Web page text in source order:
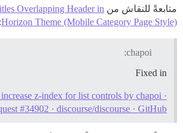
متابعةً للنقاش من Overlapping Header in
Horizon Theme (Mobile Category Page Style)
:
chapoi:
Fixed in
z-index for list controls by chapoi ·
#34902 · discourse/discourse · GitHub